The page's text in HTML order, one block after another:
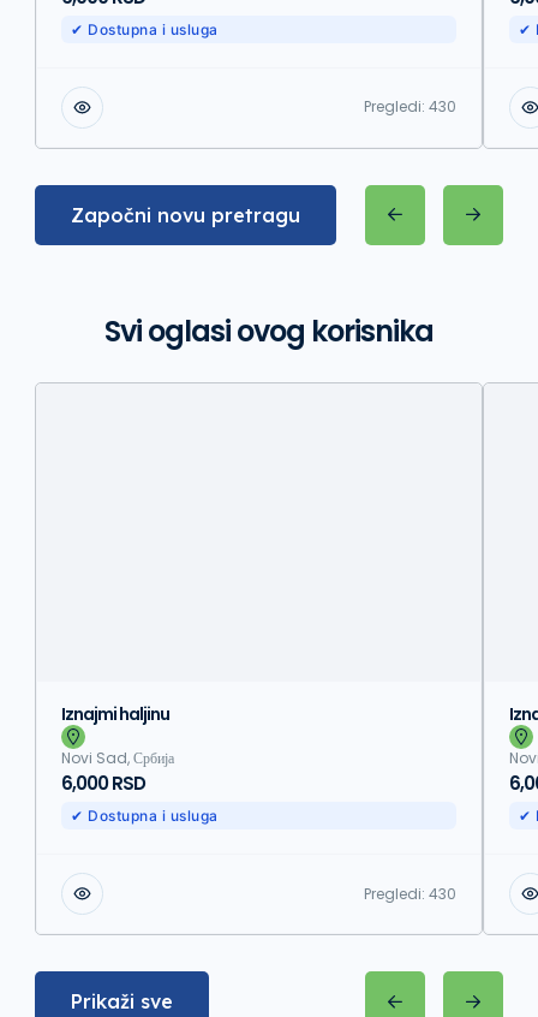
✔ Dostupna i usluga
Pregledi:430
✔
Započni novu pretragu
Svi oglasi ovog korisnika
Iznajmi haljinu
Novi Sad, Србија
6,000 RSD
✔ Dostupna i usluga
Pregledi:430
✔
Prikaži sve